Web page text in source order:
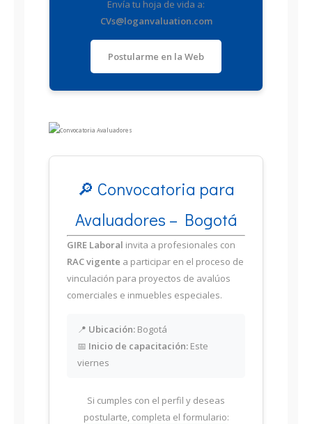
Envía tu hoja de vida a:
CVs@loganvaluation.com
Postularme en la Web
🔎 Convocatoria para
Avaluadores – Bogotá
GIRE Laboral invita a profesionales con
RAC vigente a participar en el proceso de
vinculación para proyectos de avalúos
comerciales e inmuebles especiales.
📍 Ubicación: Bogotá
📅 Inicio de capacitación: Este
viernes
Si cumples con el perfil y deseas
postularte, completa el formulario: